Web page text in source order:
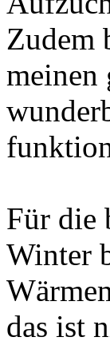
Zudem
meinen
Für die
Winter
das ist